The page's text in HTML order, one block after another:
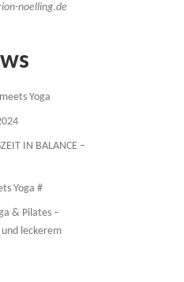
noelling.de
Yoga
IN BALANCE –
Yoga #
& Pilates –
leckerem